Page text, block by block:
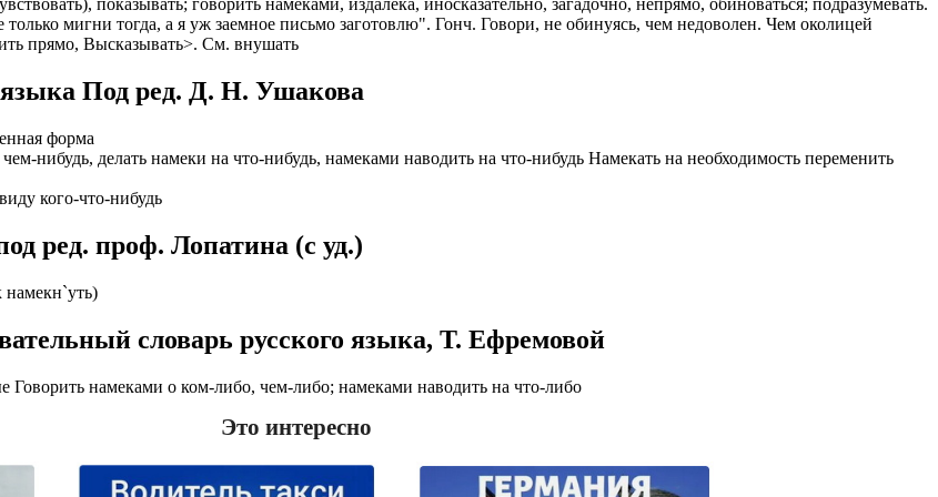
консультация, оформление контракта> заказываем
> оформление визы > отправка > прохождение границы, встреча
за рубежом № 20118251359
ОФОРМЛЕНИЕ ИЗ ЛЮБОГО РЕГИОНА РФ!
ПРЕДСТАВИТЕЛЯ
при передаче и консультировать клиентов, как выгодно пользоваться
могут подключать доп. услуги (например помочь в
на следующих позициях: менеджер, представитель,
продавец-консультант, курьер, банковский курьер, курьер банка,
по продажам.
Газпром, Альфа-Банк, Промсвязьбанк, Райффайзенбанк,
Мегафон, Связной, СДЭК, ПЭК и т.д.
студенты, банки, консультирование, продажи.
показывать; говорить намеками, издалека, иносказательно, загадочно, непрямо, обиноваться; подразумевать.
мигни тогда, а я уж заемное письмо заготовлю". Гонч. Говори, не обинуясь, чем недоволен. Чем околицей
прямо, Высказывать>. См. внушать
языка Под ред. Д. Н. Ушакова
форма
нибудь, делать намеки на что-нибудь, намеками наводить на что-нибудь Намекать на необходимость переменить
кого-что-нибудь
ред. проф. Лопатина (c уд.)
намекн`уть)
словарь русского языка, Т. Ефремовой
Говорить намеками о ком-либо, чем-либо; намеками наводить на что-либо
Это интересно